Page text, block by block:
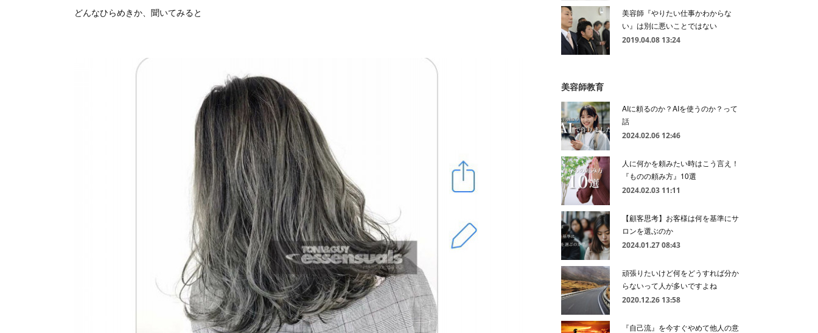
どんなひらめきか、聞いてみると
美容師『やりたい仕事かわからな
い』は別に悪いことではない
2019.04.08 13:24
美容師教育
AIに頼るのか？AIを使うのか？って
話
2024.02.06 12:46
人に何かを頼みたい時はこう言え！
『ものの頼み方』10選
2024.02.03 11:11
【顧客思考】お客様は何を基準にサ
ロンを選ぶのか
2024.01.27 08:43
頑張りたいけど何をどうすれば分か
らないって人が多いですよね
2020.12.26 13:58
『自己流』を今すぐやめて他人の意